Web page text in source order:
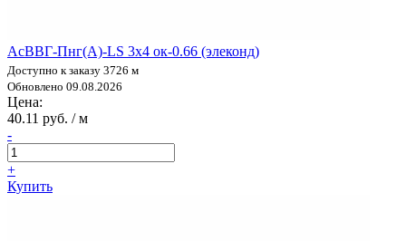
АсВВГ-Пнг(А)-LS 3х4 ок-0.66 (элеконд)
Доступно к заказу 3726 м
Обновлено 09.08.2026
Цена:
40.11 руб. / м
-
+
Купить